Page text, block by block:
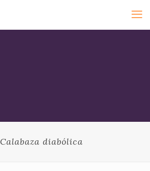
Calabaza diabólica